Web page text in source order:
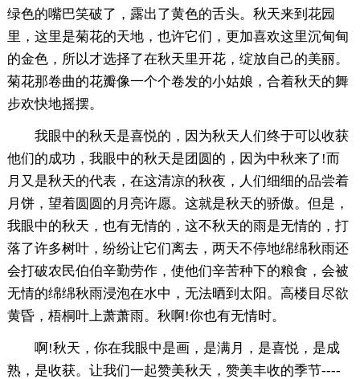
绿色的嘴巴笑破了，露出了黄色的舌头。秋天来到花园
里，这里是菊花的天地，也许它们，更加喜欢这里沉甸甸
的金色，所以才选择了在秋天里开花，绽放自己的美丽。
菊花那卷曲的花瓣像一个个卷发的小姑娘，合着秋天的舞
步欢快地摇摆。
我眼中的秋天是喜悦的，因为秋天人们终于可以收获
他们的成功，我眼中的秋天是团圆的，因为中秋来了!而
月又是秋天的代表，在这清凉的秋夜，人们细细的品尝着
月饼，望着圆圆的月亮许愿。这就是秋天的骄傲。但是，
我眼中的秋天，也有无情的，这不秋天的雨是无情的，打
落了许多树叶，纷纷让它们离去，两天不停地绵绵秋雨还
会打破农民伯伯辛勤劳作，使他们辛苦种下的粮食，会被
无情的绵绵秋雨浸泡在水中，无法晒到太阳。高楼目尽欲
黄昏，梧桐叶上萧萧雨。秋啊!你也有无情时。
啊!秋天，你在我眼中是画，是满月，是喜悦，是成
熟，是收获。让我们一起赞美秋天，赞美丰收的季节----